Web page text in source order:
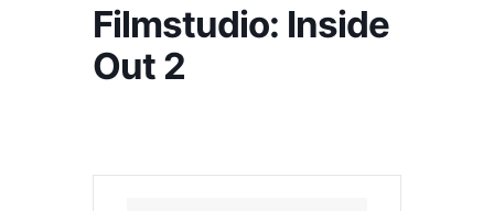
Filmstudio: Inside
Out 2